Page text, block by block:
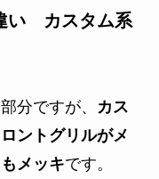
い カスタム系
分ですが、
カス
ントグリルがメ
メッキです。